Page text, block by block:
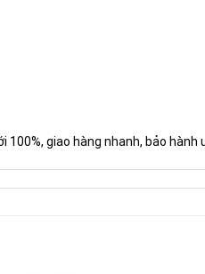
giao hàng nhanh, bảo